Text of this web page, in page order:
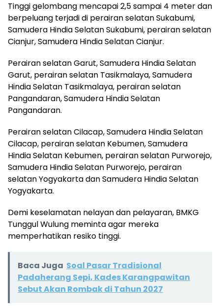
Tinggi gelombang mencapai 2,5 sampai 4 meter dan
berpeluang terjadi di perairan selatan Sukabumi,
Samudera Hindia Selatan Sukabumi, perairan selatan
Cianjur, Samudera Hindia Selatan Cianjur.
Perairan selatan Garut, Samudera Hindia Selatan
Garut, perairan selatan Tasikmalaya, Samudera
Hindia Selatan Tasikmalaya, perairan selatan
Pangandaran, Samudera Hindia Selatan
Pangandaran.
Perairan selatan Cilacap, Samudera Hindia Selatan
Cilacap, perairan selatan Kebumen, Samudera
Hindia Selatan Kebumen, perairan selatan Purworejo,
Samudera Hindia Selatan Purworejo, perairan
selatan Yogyakarta dan Samudera Hindia Selatan
Yogyakarta.
Demi keselamatan nelayan dan pelayaran, BMKG
Tunggul Wulung meminta agar mereka
memperhatikan resiko tinggi.
Baca Juga Soal Pasar Tradisional
Padaherang Sepi, Kades Karangpawitan
Sebut Akan Rombak di Tahun 2027